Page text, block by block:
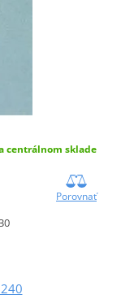
centrálnom sklade
Porovnať